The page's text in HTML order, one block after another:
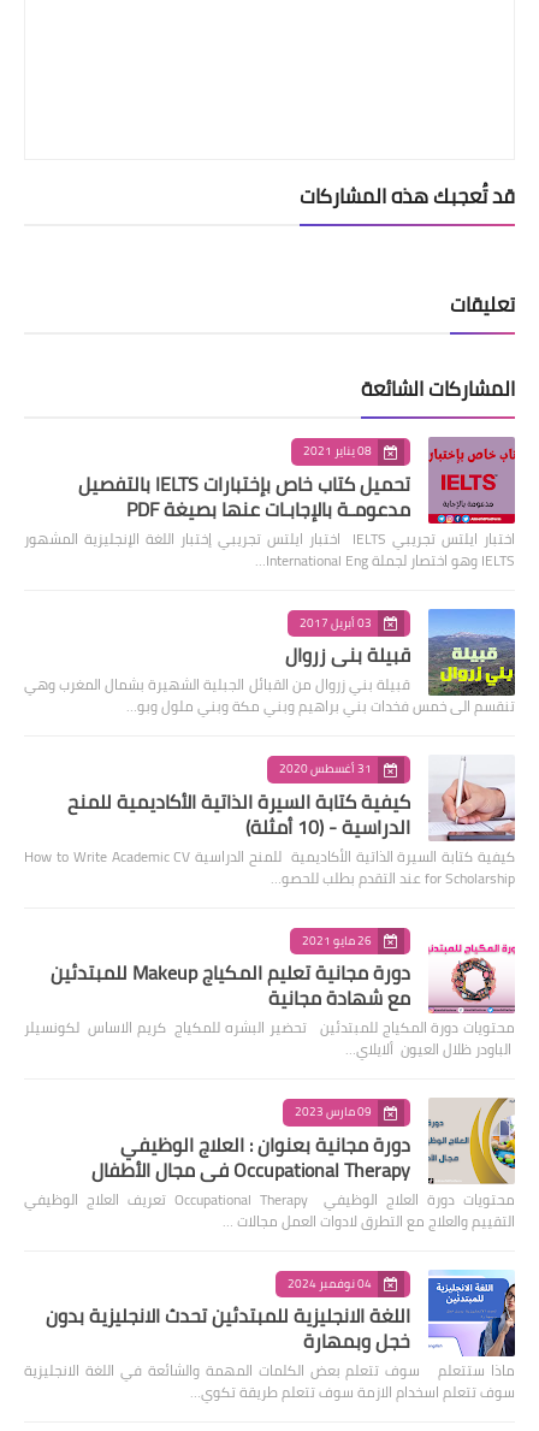
قد تُعجبك هذه المشاركات
تعليقات
المشاركات الشائعة
08 يناير 2021
تحميل كتاب خاص بإختبارات IELTS بالتفصيل
مدعومـة بالإجابـات عنها بصيغة PDF
اختبار ايلتس تجريبي IELTS اختبار ايلتس تجريبي إختبار اللغة الإنجليزية المشهور
IELTS وهو اختصار لجملة International Eng…
03 أبريل 2017
قبيلة بني زروال
قبيلة بني زروال من القبائل الجبلية الشهيرة بشمال المغرب وهي
تنقسم الى خمس فخدات بني براهيم وبني مكة وبني ملول وبو…
31 أغسطس 2020
كيفية كتابة السيرة الذاتية الأكاديمية للمنح
الدراسية - (10 أمثلة)
كيفية كتابة السيرة الذاتية الأكاديمية للمنح الدراسية How to Write Academic CV
for Scholarship عند التقدم بطلب للحصو…
26 مايو 2021
دورة مجانية تعليم المكياج Makeup للمبتدئين
مع شهادة مجانية
محتويات دورة المكياج للمبتدئين تحضير البشره للمكياج كريم الاساس لكونسيلر
الباودر ظلال العيون ألايلاي…
09 مارس 2023
دورة مجانية بعنوان : العلاج الوظيفي
Occupational Therapy في مجال الأطفال
محتويات دورة العلاج الوظيفي Occupational Therapy تعريف العلاج الوظيفي
التقييم والعلاج مع التطرق لادوات العمل مجالات …
04 نوفمبر 2024
اللغة الانجليزية للمبتدئين تحدث الانجليزية بدون
خجل وبمهارة
ماذا ستتعلم سوف تتعلم بعض الكلمات المهمة والشائعة في اللغة الانجليزية
سوف تتعلم اسخدام الازمة سوف تتعلم طريقة تكوي…